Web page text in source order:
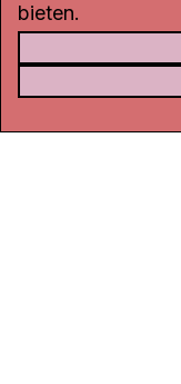
KONTAKT
Rohrerstrasse 20
bieten.